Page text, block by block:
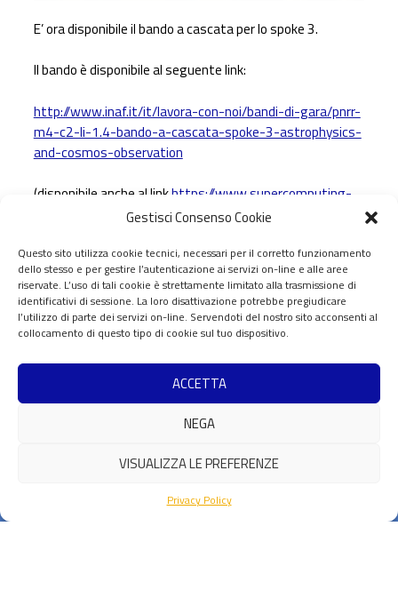
Gestisci Consenso Cookie
Questo sito utilizza cookie tecnici, necessari per il corretto funzionamento
dello stesso e per gestire l’autenticazione ai servizi on-line e alle aree
riservate. L’uso di tali cookie è strettamente limitato alla trasmissione di
identificativi di sessione. La loro disattivazione potrebbe pregiudicare
l’utilizzo di parte dei servizi on-line. Servendoti del nostro sito acconsenti al
collocamento di questo tipo di cookie sul tuo dispositivo.
ACCETTA
NEGA
VISUALIZZA LE PREFERENZE
Privacy Policy
E’ ora disponibile il bando a cascata per lo spoke 3.
Il bando è disponibile al seguente link:
http://www.inaf.it/it/lavora-con-noi/bandi-di-gara/pnrr-
m4-c2-li-1.4-bando-a-cascata-spoke-3-astrophysics-
and-cosmos-observation
(disponibile anche al linkhttps://www.supercomputing-
icsc.it/bandi-a-cascata/)
La data di chiusura è il22 Aprile ore 16:00.